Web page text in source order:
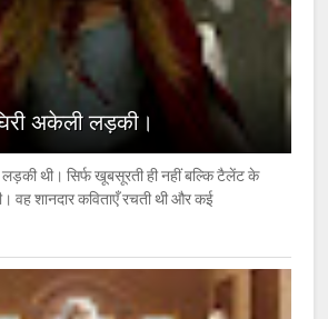
अकेली लड़की।
थी। सिर्फ खूबसूरती ही नहीं बल्कि टैलेंट के
वह शानदार कविताएँ रचती थी और कई